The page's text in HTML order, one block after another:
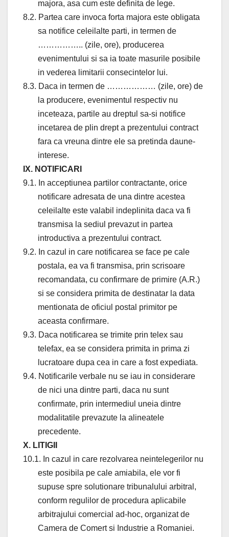
majora, asa cum este definita de lege.
8.2. Partea care invoca forta majora este obligata
sa notifice celeilalte parti, in termen de
…………….. (zile, ore), producerea
evenimentului si sa ia toate masurile posibile
in vederea limitarii consecintelor lui.
8.3. Daca in termen de ……………… (zile, ore) de
la producere, evenimentul respectiv nu
inceteaza, partile au dreptul sa-si notifice
incetarea de plin drept a prezentului contract
fara ca vreuna dintre ele sa pretinda daune-
interese.
IX. NOTIFICARI
9.1. In acceptiunea partilor contractante, orice
notificare adresata de una dintre acestea
celeilalte este valabil indeplinita daca va fi
transmisa la sediul prevazut in partea
introductiva a prezentului contract.
9.2. In cazul in care notificarea se face pe cale
postala, ea va fi transmisa, prin scrisoare
recomandata, cu confirmare de primire (A.R.)
si se considera primita de destinatar la data
mentionata de oficiul postal primitor pe
aceasta confirmare.
9.3. Daca notificarea se trimite prin telex sau
telefax, ea se considera primita in prima zi
lucratoare dupa cea in care a fost expediata.
9.4. Notificarile verbale nu se iau in considerare
de nici una dintre parti, daca nu sunt
confirmate, prin intermediul uneia dintre
modalitatile prevazute la alineatele
precedente.
X. LITIGII
10.1. In cazul in care rezolvarea neintelegerilor nu
este posibila pe cale amiabila, ele vor fi
supuse spre solutionare tribunalului arbitral,
conform regulilor de procedura aplicabile
arbitrajului comercial ad-hoc, organizat de
Camera de Comert si Industrie a Romaniei.